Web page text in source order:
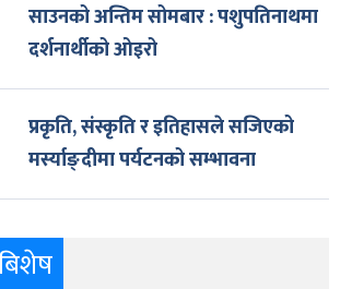
साउनको अन्तिम सोमबार : पशुपतिनाथमा
दर्शनार्थीको ओइरो
प्रकृति, संस्कृति र इतिहासले सजिएको
मर्स्याङ्दीमा पर्यटनको सम्भावना